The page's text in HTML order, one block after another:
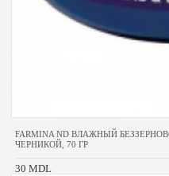
FARMINA ND ВЛАЖНЫЙ
ЧЕРНИКОЙ, 70 ГР
30 MDL